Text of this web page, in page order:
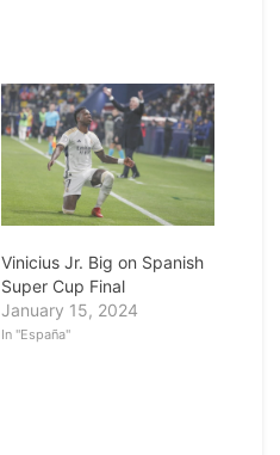
Vinicius Jr. Big on Spanish
Super Cup Final
January 15, 2024
In "España"